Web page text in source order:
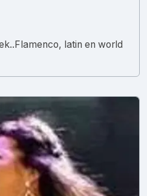
latin en world